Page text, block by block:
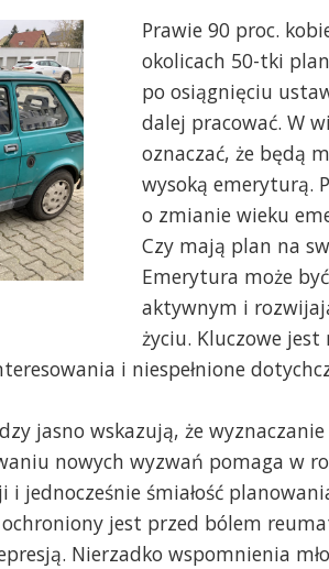
Prawie 90 proc.
okolicach 50-tki
po osiągnięciu
dalej pracować. W
oznaczać, że będą
wysoką emeryturą.
o zmianie wieku
Czy mają plan na
Emerytura może
aktywnym i
życiu. Kluczowe
i niespełnione
jasno wskazują, że
nowych wyzwań pomaga w
jednocześnie śmiałość
ochroniony jest przed bólem
Nierzadko wspomnienia